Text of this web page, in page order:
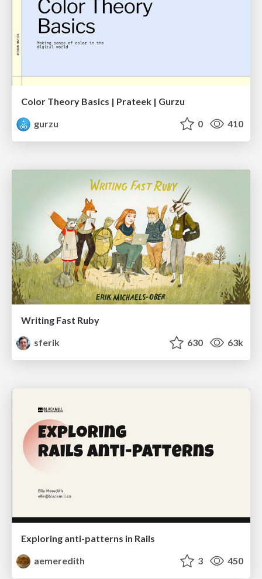
Color Theory Basics | Prateek | Gurzu
gurzu
0 410
Writing Fast Ruby
sferik
630 63k
Exploring anti-patterns in Rails
aemeredith
3 450